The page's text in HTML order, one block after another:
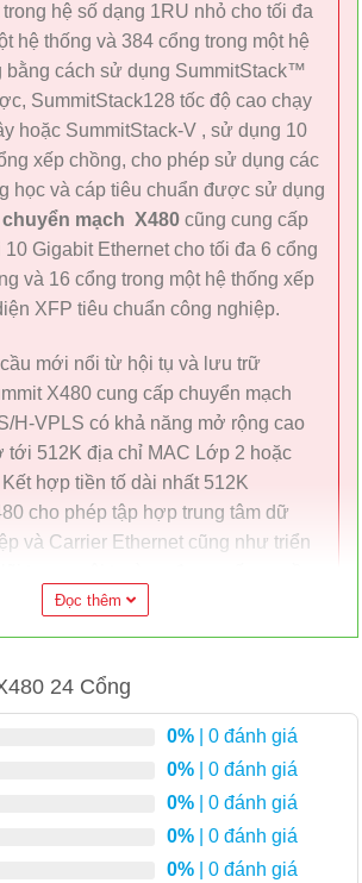
hệ số dạng 1RU nhỏ cho tối đa
hệ thống và 384 cổng trong một hệ
bằng cách sử dụng SummitStack™
SummitStack128 tốc độ cao chạy
hoặc SummitStack-V , sử dụng 10
xếp chồng, cho phép sử dụng các
học và cáp tiêu chuẩn được sử dụng
chuyển mạch X480 cũng cung cấp
10 Gigabit Ethernet cho tối đa 6 cổng
và 16 cổng trong một hệ thống xếp
XFP tiêu chuẩn công nghiệp.
mới nổi từ hội tụ và lưu trữ
X480 cung cấp chuyển mạch
H-VPLS có khả năng mở rộng cao
tới 512K địa chỉ MAC Lớp 2 hoặc
hợp tiền tố dài nhất 512K
cho phép tập hợp trung tâm dữ
và Carrier Ethernet cũng như triển
đun ExtremeXOS, có sẵn trên nhiều
Ethernet Extreme Networks. Hệ
cung cấp tính sẵn sàng cao và
một hệ điều hành ở mọi nơi trong
Đọc thêm
24 Cổng
0% | 0 đánh giá
0% | 0 đánh giá
0% | 0 đánh giá
0% | 0 đánh giá
0% | 0 đánh giá